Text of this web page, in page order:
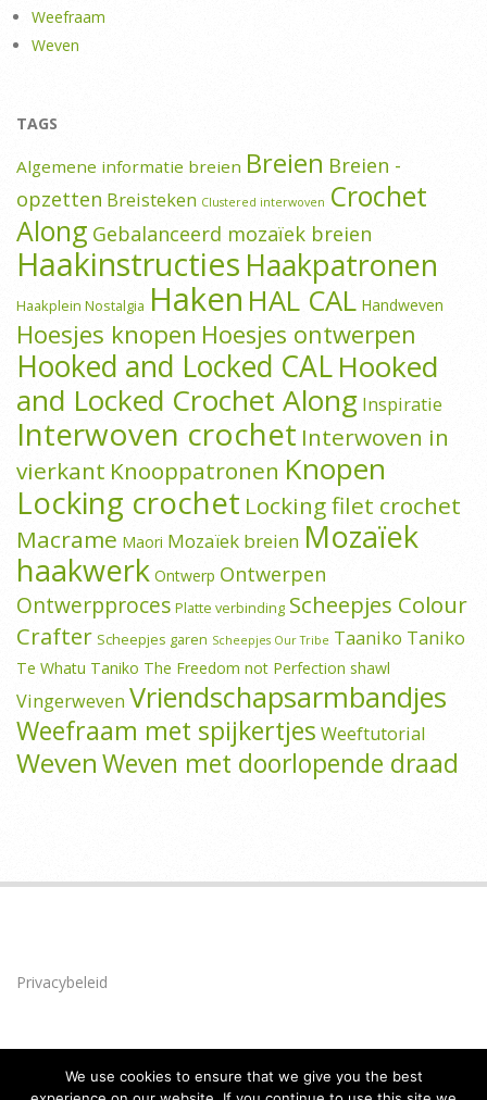
Weefraam
Weven
TAGS
Algemene informatie breien Breien Breien -
opzetten Breisteken Clustered interwoven Crochet
Along Gebalanceerd mozaïek breien
Haakinstructies Haakpatronen
Haakplein Nostalgia Haken HAL CAL Handweven
Hoesjes knopen Hoesjes ontwerpen
Hooked and Locked CALHooked
and Locked Crochet Along Inspiratie
Interwoven crochet Interwoven in
vierkant Knooppatronen Knopen
Locking crochet Locking filet crochet
Macrame Maori Mozaïek breien Mozaïek
haakwerk Ontwerp Ontwerpen
Ontwerpproces Platte verbinding Scheepjes Colour
Crafter Scheepjes garen Scheepjes Our Tribe Taaniko Taniko
Te Whatu Taniko The Freedom not Perfection shawl
Vingerweven Vriendschapsarmbandjes
Weefraam met spijkertjes Weeftutorial
WevenWeven met doorlopende draad
Privacybeleid
We use cookies to ensure that we give you the best